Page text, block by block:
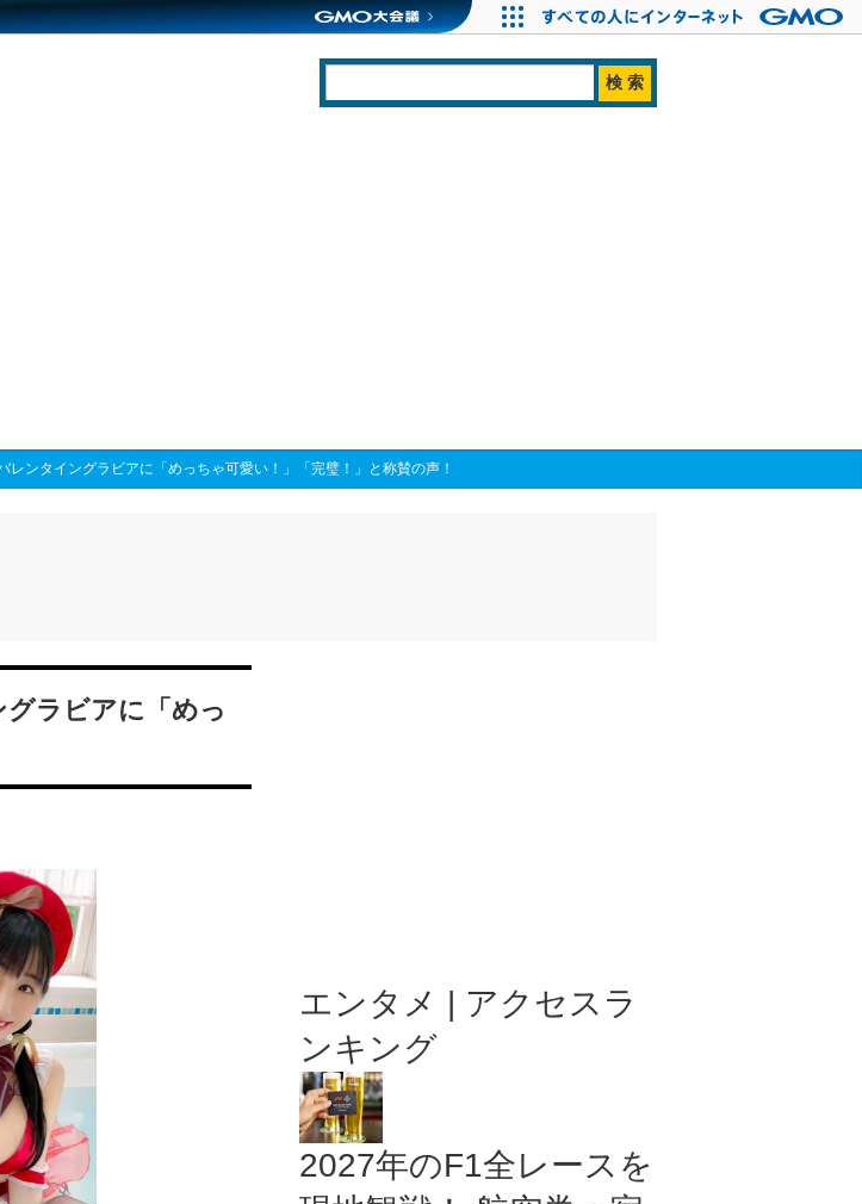
レンタイングラビアに「めっちゃ可愛い！」「完璧！」と称賛の声！
ラビアに「めっ
エンタメ | アクセスラ
ンキング
2027年のF1全レースを